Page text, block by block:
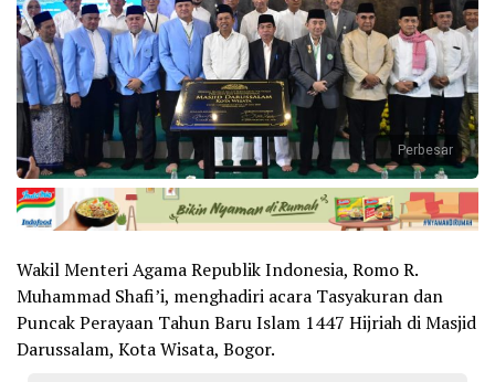
Perbesar
Wakil Menteri Agama Republik Indonesia, Romo R.
Muhammad Shafi’i, menghadiri acara Tasyakuran dan
Puncak Perayaan Tahun Baru Islam 1447 Hijriah di Masjid
Darussalam, Kota Wisata, Bogor.